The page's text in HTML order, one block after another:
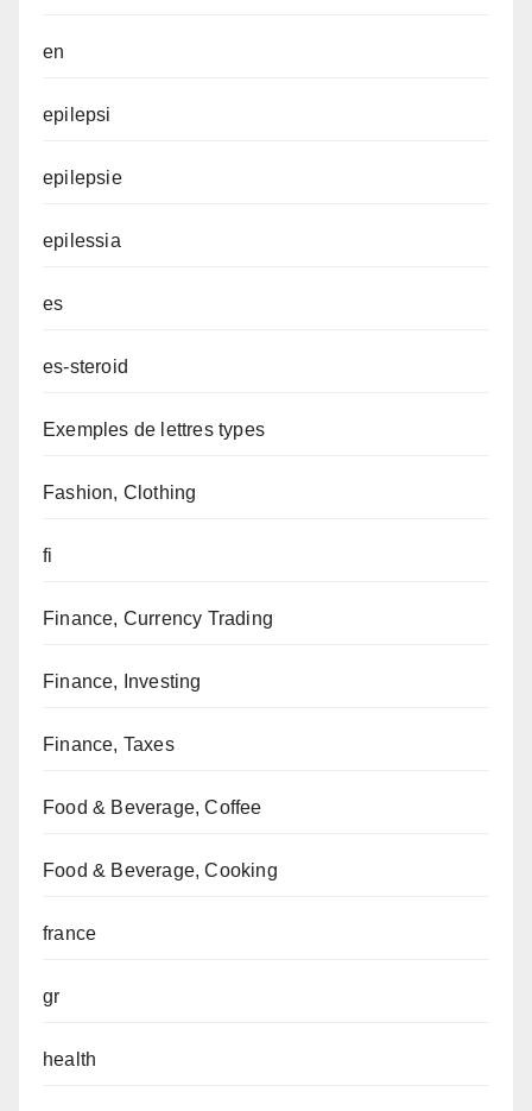
en
epilepsi
epilepsie
epilessia
es
es-steroid
Exemples de lettres types
Fashion, Clothing
fi
Finance, Currency Trading
Finance, Investing
Finance, Taxes
Food & Beverage, Coffee
Food & Beverage, Cooking
france
gr
health